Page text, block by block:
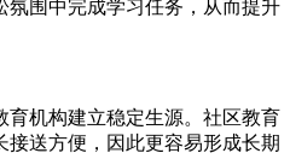
氛围中完成学习任务，从而提升
育机构建立稳定生源。社区教育
送方便，因此更容易形成长期